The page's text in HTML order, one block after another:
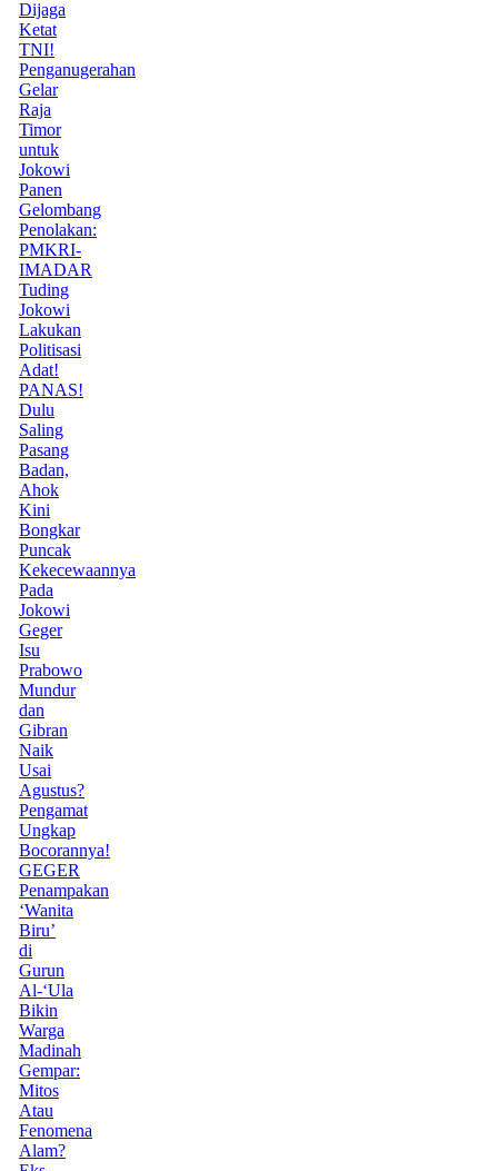
Dijaga
Ketat
TNI!
Penganugerahan
Gelar
Raja
Timor
untuk
Jokowi
Panen
Gelombang
Penolakan:
PMKRI-
IMADAR
Tuding
Jokowi
Lakukan
Politisasi
Adat!
PANAS!
Dulu
Saling
Pasang
Badan,
Ahok
Kini
Bongkar
Puncak
Kekecewaannya
Pada
Jokowi
Geger
Isu
Prabowo
Mundur
dan
Gibran
Naik
Usai
Agustus?
Pengamat
Ungkap
Bocorannya!
GEGER
Penampakan
‘Wanita
Biru’
di
Gurun
Al-‘Ula
Bikin
Warga
Madinah
Gempar:
Mitos
Atau
Fenomena
Alam?